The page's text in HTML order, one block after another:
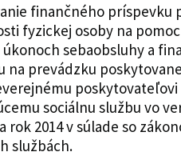
finančného príspevku
fyzickej osoby na
sebaobsluhy a
na prevádzku
poskytovateľovi
sociálnu službu vo
rok 2014 v súlade so
službách.